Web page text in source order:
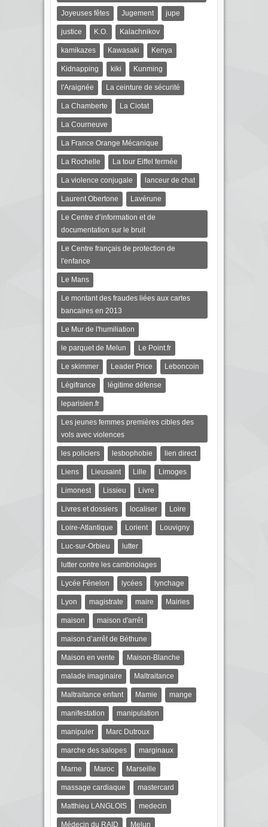
Joyeuses fêtes Jugement jupe
justice K.O. Kalachnikov
kamikazes Kawasaki Kenya
Kidnapping kiki Kunming
l'Araignée La ceinture de sécurité
La Chamberte La Ciotat
La Courneuve
La France Orange Mécanique
La Rochelle La tour Eiffel fermée
La violence conjugale lanceur de chat
Laurent Obertone Lavérune
Le Centre d’information et de
documentation sur le bruit
Le Centre français de protection de
l'enfance
Le Mans
Le montant des fraudes liées aux cartes
bancaires en 2013
Le Mur de l'humiliation
le parquet de Melun Le Point.fr
Le skimmer Leader Price Leboncoin
Légifrance légitime défense
leparisien.fr
Les jeunes femmes premières cibles des
vols avec violences
les policiers lesbophobie lien direct
Liens Lieusaint Lille Limoges
Limonest Lissieu Livre
Livres et dossiers localiser Loire
Loire-Atlantique Lorient Louvigny
Luc-sur-Orbieu lutter
lutter contre les cambriolages
Lycée Fénelon lycées lynchage
Lyon magistrate maire Mairies
maison maison d'arrêt
maison d’arrêt de Béthune
Maison en vente Maison-Blanche
malade imaginaire Maltraitance
Maltraitance enfant Mamie mange
manifestation manipulation
manipuler Marc Dutroux
marche des salopes marginaux
Marne Maroc Marseille
massage cardiaque mastercard
Matthieu LANGLOIS medecin
Médecin du RAID Melun